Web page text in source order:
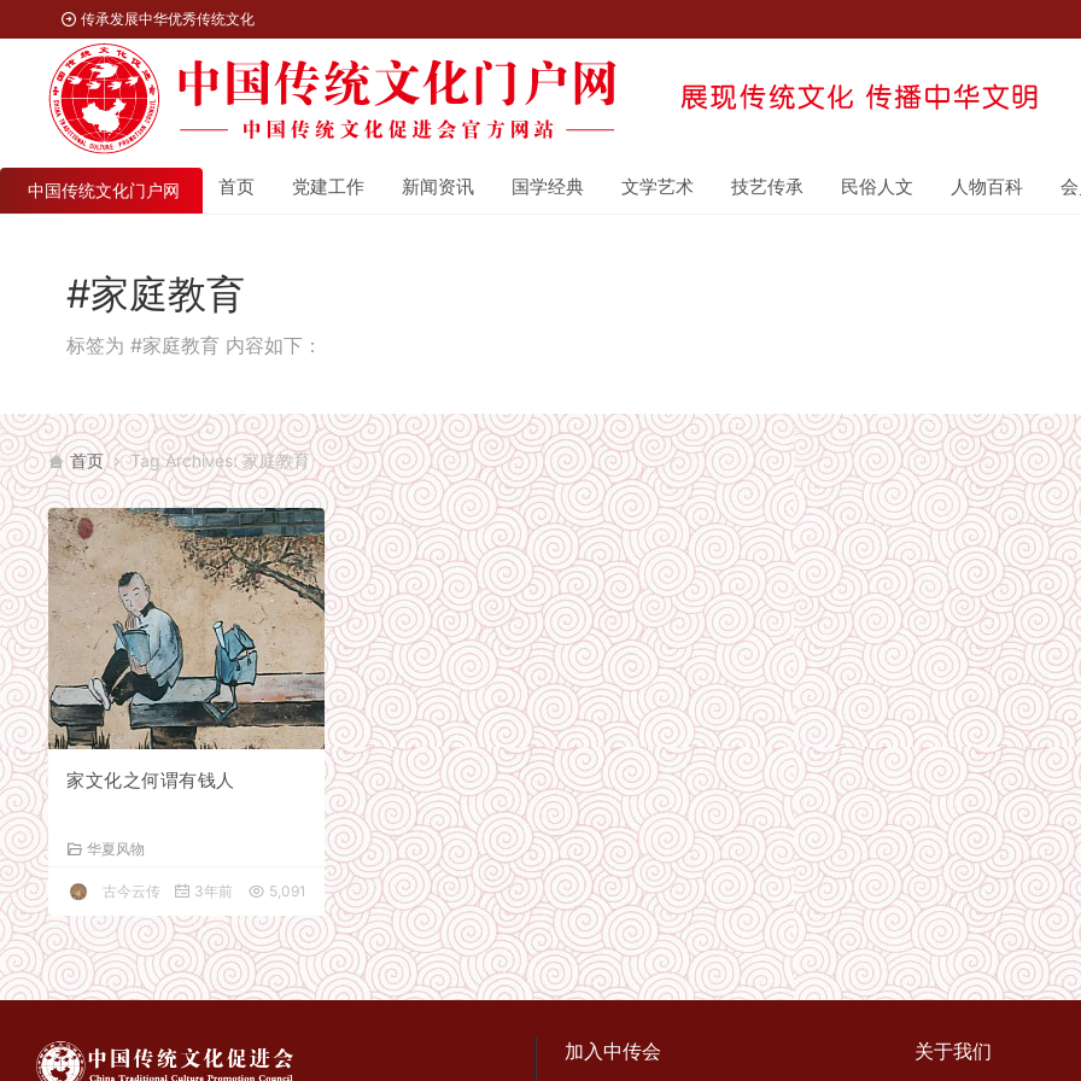
传承发展中华优秀传统文化
中国传统文化门户网 首页 党建工作 新闻资讯 国学经典 文学艺术 技艺传承 民俗人文 人物百科
#家庭教育
标签为 #家庭教育 内容如下：
首页 Tag Archives: 家庭教育
家文化之何谓有钱人
华夏风物
古今云传 3年前 5,091
加入中传会 关于我们